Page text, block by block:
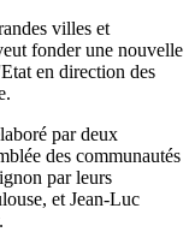
villes et
fonder une nouvelle
en direction des
par deux
des communautés
par leurs
et Jean-Luc